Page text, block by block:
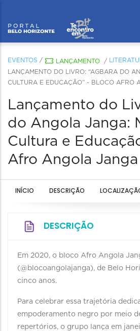
EVENTOS / LANÇAMENTO /
LANÇAMENTO DO LIVRO: “AGBARA DO
CULTURA E EDUCAÇÃO” - BLOCO AFRO
Lançamento do
do Angola Janga:
Cultura e
Afro Angola Janga
INÍCIO DESCRIÇÃO
DESCRIÇÃO
Em 2020, o bloco Afro Angola
(@blocoangolajanga), de Belo
cinco anos.
Para celebrar essa trajetória
empoderamento negro por meio
repertórios, o grupo lança em